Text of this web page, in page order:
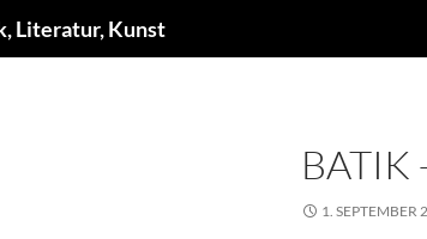
Literatur, Kunst
BATIK
1. SEPTEMBER